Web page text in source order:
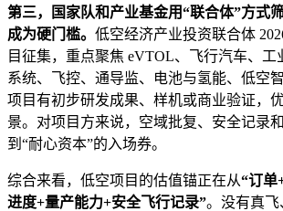
第三，国家队和产业基金用“联合体”方式
成为硬门槛。 低空经济产业投资联合体
目征集，重点聚焦 eVTOL、飞行汽车、工
系统、飞控、通导监、电池与氢能、低空
项目有初步研发成果、样机或商业验证，
景。对项目方来说，空域批复、安全记录
到“耐心资本”的入场券。
综合来看，低空项目的估值锚正在从“订单
进度+量产能力+安全飞行记录”。没有真飞